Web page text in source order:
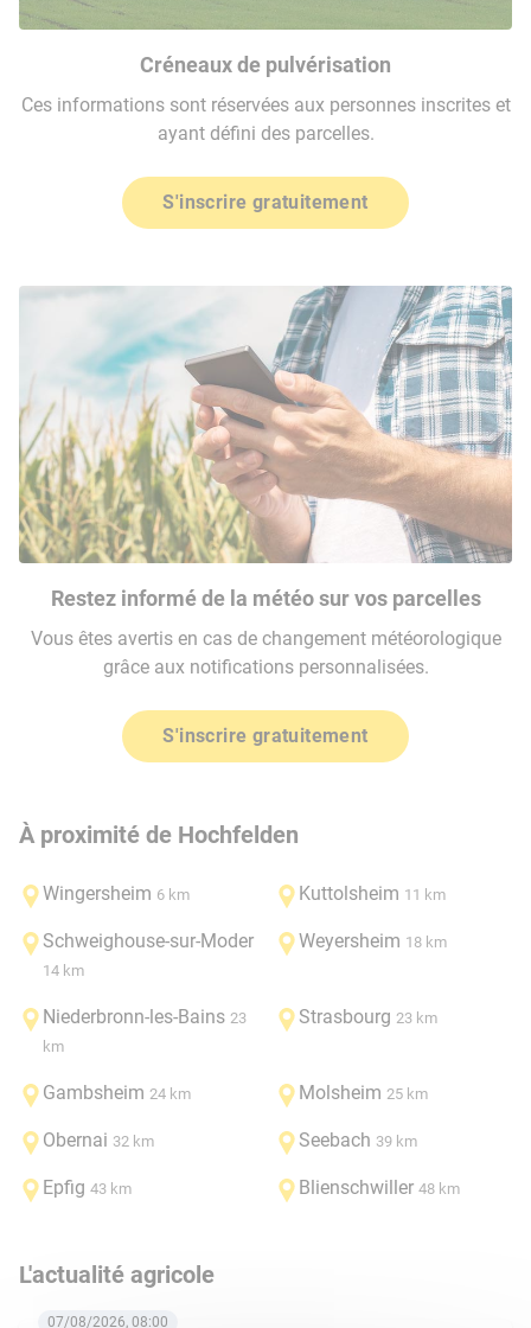
Créneaux de pulvérisation
Ces informations sont réservées aux personnes inscrites et
ayant défini des parcelles.
S'inscrire gratuitement
Restez informé de la météo sur vos parcelles
Vous êtes avertis en cas de changement météorologique
grâce aux notifications personnalisées.
S'inscrire gratuitement
À proximité de Hochfelden
Wingersheim 6 km Kuttolsheim 11 km
Schweighouse-sur-Moder
14 km
Weyersheim 18 km
Niederbronn-les-Bains 23
km
Strasbourg 23 km
Gambsheim 24 km Molsheim 25 km
Obernai 32 km Seebach 39 km
Epfig 43 km Blienschwiller 48 km
L'actualité agricole
07/08/2026, 08:00